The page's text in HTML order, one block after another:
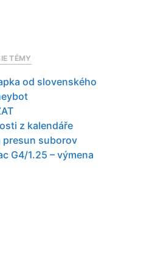
TÉMY
od slovenského
z kalendáře
presun suborov
G4/1.25 – výmena